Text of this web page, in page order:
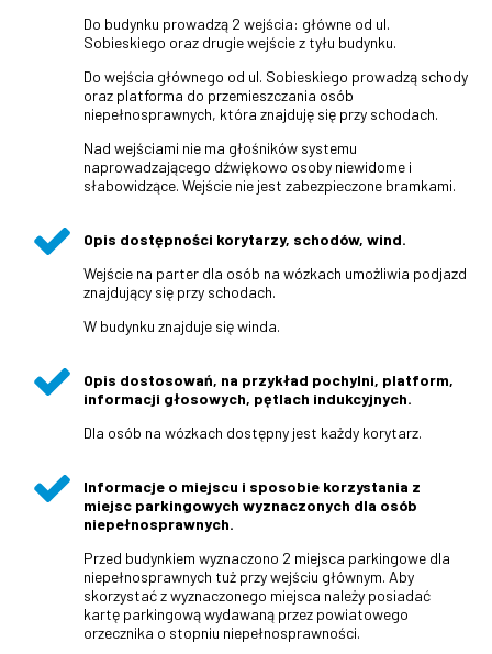
Do budynku prowadzą 2 wejścia: główne od ul.
Sobieskiego oraz drugie wejście z tyłu budynku.
Do wejścia głównego od ul. Sobieskiego prowadzą schody
oraz platforma do przemieszczania osób
niepełnosprawnych, która znajduję się przy schodach.
Nad wejściami nie ma głośników systemu
naprowadzającego dźwiękowo osoby niewidome i
słabowidzące. Wejście nie jest zabezpieczone bramkami.
Opis dostępności korytarzy, schodów, wind.
Wejście na parter dla osób na wózkach umożliwia podjazd
znajdujący się przy schodach.
W budynku znajduje się winda.
Opis dostosowań, na przykład pochylni, platform,
informacji głosowych, pętlach indukcyjnych.
Dla osób na wózkach dostępny jest każdy korytarz.
Informacje o miejscu i sposobie korzystania z
miejsc parkingowych wyznaczonych dla osób
niepełnosprawnych.
Przed budynkiem wyznaczono 2 miejsca parkingowe dla
niepełnosprawnych tuż przy wejściu głównym. Aby
skorzystać z wyznaczonego miejsca należy posiadać
kartę parkingową wydawaną przez powiatowego
orzecznika o stopniu niepełnosprawności.